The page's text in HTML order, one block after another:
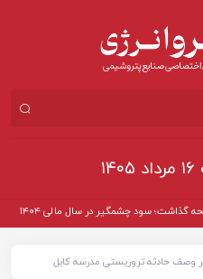
گذاشت؛ سود چشمگیر در سال مالی ۱۴۰۴
وصف حادثه تروریستی مدرسه کابل